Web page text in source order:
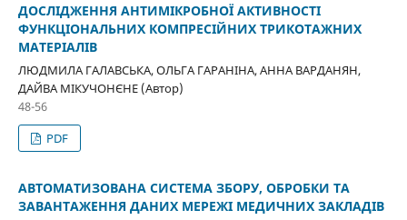
ДОСЛІДЖЕННЯ АНТИМІКРОБНОЇ АКТИВНОСТІ
ФУНКЦІОНАЛЬНИХ КОМПРЕСІЙНИХ ТРИКОТАЖНИХ
МАТЕРІАЛІВ
ЛЮДМИЛА ГАЛАВСЬКА, ОЛЬГА ГАРАНІНА, АННА ВАРДАНЯН,
ДАЙВА МІКУЧОНЄНЕ (Автор)
48-56
PDF
АВТОМАТИЗОВАНА СИСТЕМА ЗБОРУ, ОБРОБКИ ТА
ЗАВАНТАЖЕННЯ ДАНИХ МЕРЕЖІ МЕДИЧНИХ ЗАКЛАДІВ